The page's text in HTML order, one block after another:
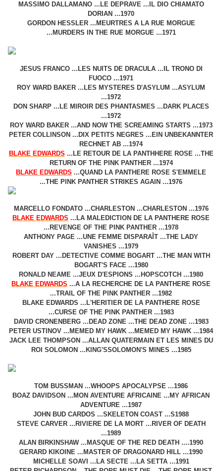
MASSIMO DALLAMANO ...LE DEPRAVE ...IL DIO CHIAMATO
DORIAN ...1970
GORDON HESSLER ...MEURTRES A LA RUE MORGUE
...MURDERS IN THE RUE MORGUE ...1971
JESUS FRANCO ...LES NUITS DE DRACULA ...IL TRONO DI
FUOCO ...1971
ROY WARD BAKER ...LES MYSTERES D'ASYLUM ...ASYLUM
...1972
DON SHARP ...LE MIROIR DES PHANTASMES ...DARK PLACES
...1972
ROY WARD BAKER ...AND NOW THE SCREAMING STARTS ...1973
PETER COLLINSON ...DIX PETITS NEGRES ...EIN UNBEKANNTER
RECHNET AB ...1974
BLAKE EDWARDS ...LE RETOUR DE LA PANTHHERE ROSE ...THE
RETURN OF THE PINK PANTHER ...1974
BLAKE EDWARDS ...QUAND LA PANTHERE ROSE S'EMMELE
...THE PINK PANTHER STRIKES AGAIN ...1976
MARCELLO FONDATO ...CHARLESTON ...CHARLESTON ...1976
BLAKE EDWARDS ...LA MALEDICTION DE LA PANTHERE ROSE
...REVENGE OF THE PINK PANTHER ...1978
ANTHONY PAGE ...UNE FEMME DISPARAÎT ...THE LADY
VANISHES ...1979
ROBERT DAY ...DETECTIVE COMME BOGART ...THE MAN WITH
BOGART'S FACE ...1980
RONALD NEAME ...JEUX D'ESPIONS ...HOPSCOTCH ...1980
BLAKE EDWARDS ...A LA RECHERCHE DE LA PANTHERE ROSE
...TRAIL OF THE PINK PANTHER ...1982
BLAKE EDWARDS ...L'HERITIER DE LA PANTHERE ROSE
...CURSE OF THE PINK PANTHER ...1983
DAVID CRONENBERG ...DEAD ZONE ...THE DEAD ZONE ...1983
PETER USTINOV ...MEMED MY HAWK ...MEMED MY HAWK ...1984
JACK LEE THOMPSON ...ALLAN QUATERMAIN ET LES MINES DU
ROI SOLOMON ...KING'SSOLOMON'S MINES ...1985
TOM BUSSMAN ...WHOOPS APOCALYPSE ...1986
BOAZ DAVIDSON ...MON AVENTURE AFRICAINE ...MY AFRICAN
ADVENTURE ...1987
JOHN BUD CARDOS ...SKELETON COAST ...S1988
STEVE CARVER ...RIVIERE DE LA MORT ...RIVER OF DEATH
...1989
ALAN BIRKINSHAW ...MASQUE OF THE RED DEATH ....1990
GERARD KIKOINE ...MASTER OF DRAGONARD HILL ...1990
MICHELLE SOAVI ...LA SECTE ...LA SETTA ...1991